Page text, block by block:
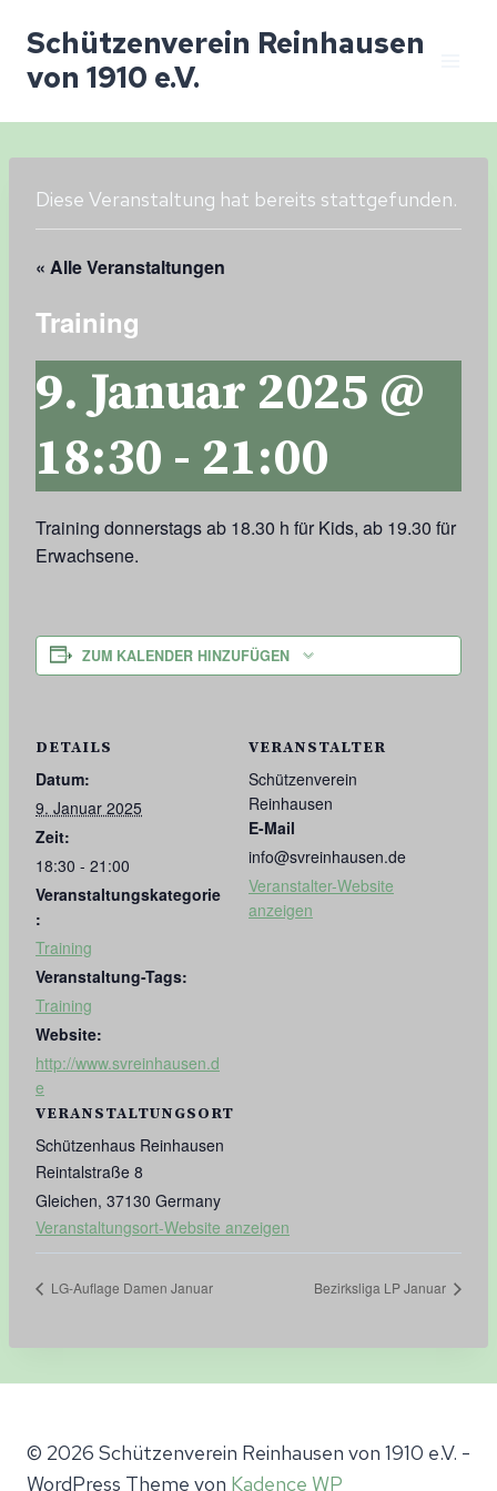
Inhalt
springen
Schützenverein Reinhausen
von 1910 e.V.
Diese Veranstaltung hat bereits stattgefunden.
« Alle Veranstaltungen
Training
9. Januar 2025 @
18:30 - 21:00
Training donnerstags ab 18.30 h für Kids, ab 19.30 für
Erwachsene.
ZUM KALENDER HINZUFÜGEN
DETAILS
Datum:
9. Januar 2025
Zeit:
18:30 - 21:00
Veranstaltungskategorie
:
Training
Veranstaltung-Tags:
Training
Website:
http://www.svreinhausen.d
e
VERANSTALTUNGSORT
Schützenhaus Reinhausen
Reintalstraße 8
Gleichen, 37130 Germany
Veranstaltungsort-Website anzeigen
VERANSTALTER
Schützenverein
Reinhausen
E-Mail
info@svreinhausen.de
Veranstalter-Website
anzeigen
LG-Auflage Damen Januar Bezirksliga LP Januar
© 2026 Schützenverein Reinhausen von 1910 e.V. -
WordPress Theme von Kadence WP